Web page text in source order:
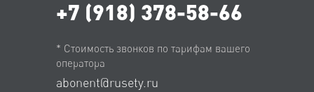
+7 (918) 378-58-66
* Стоимость звонков по тарифам вашего
оператора
abonent@rusety.ru